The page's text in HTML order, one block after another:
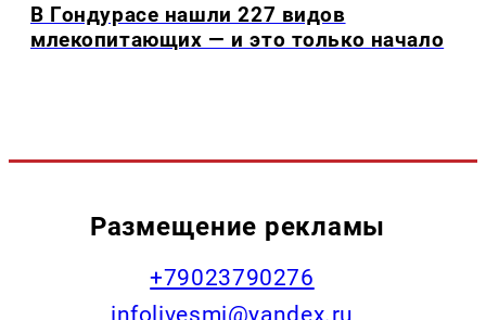
В Гондурасе нашли 227 видов
млекопитающих — и это только начало
Размещение рекламы
+79023790276
infolivesmi@yandex.ru